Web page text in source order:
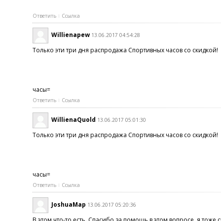
Ответить Ссылка
Willienapew 13.06.2017 04:54:28
Только эти три дня распродажа Спортивных часов со скидкой!
часы=
Ответить Ссылка
WillienaQuold 13.06.2017 05:01:30
Только эти три дня распродажа Спортивных часов со скидкой!
часы=
Ответить Ссылка
JoshuaMap 13.06.2017 05:20:36